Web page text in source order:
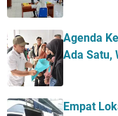
Agenda
Ada Satu,
Empat